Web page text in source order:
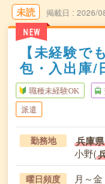
未読
NEW
掲載日 2026/
【未経験で
包・入出庫/
職種未経験OK
派遣
勤務地 兵庫県
小野(
曜日頻度 月～金